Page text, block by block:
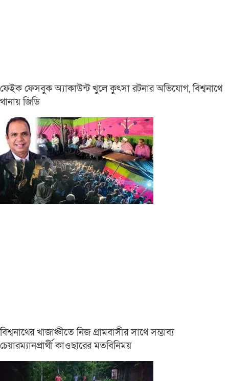
ফেইক ফেসবুক অ্যাকাউন্ট খুলে কুৎসা রটনার অভিযোগ, বিশ্বনাথে
থানায় জিডি
বিশ্বনাথের খাজাঞ্চীতে নিজ গ্রামবাসীর সাথে সম্ভাব্য
চেয়ারম্যানপ্রার্থী কাওছারের মতবিনিময়